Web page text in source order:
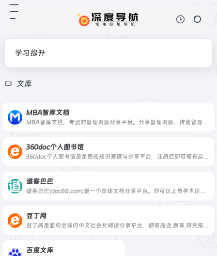
学习提升
文库
MBA智库文档
MBA智库文档，专业的管理资源分享平台。分享管理资源，传递管理智慧。
360doc个人图书馆
360doc个人图书馆是免费的知识管理与分享平台，注册后即可拥有自己的个人图书馆，一键保存你在微信、各网站看到的好文章，传承分享你的阅读创作历程，支持电脑、iPad和手机多屏同步阅读和管理。
道客巴巴
道客巴巴(doc88.com)是一个在线文档分享平台。你可以上传学术论文,研究报告,行业标准,课后答案,教学课件,工作总结,作文等电子文档，可以自由交换文档，还可以分享最新的行业资讯。
豆丁网
豆丁网是面向全球的中文社会化阅读分享平台，拥有商业,教育,研究报告,行业资料,学术论文,认证考试,星座,心理学等数亿实用文档和书刊杂志。
百度文库